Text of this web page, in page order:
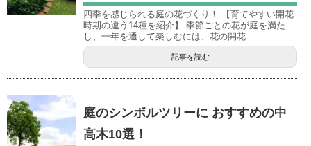
四季を感じられる庭の花づくり！ 【育てやすい開花
時期の違う14種を紹介】 季節ごとの花が庭を満た
し、一年を通して楽しむには、花の開花...
記事を読む
庭のシンボルツリーに おすすめの中
高木10選！